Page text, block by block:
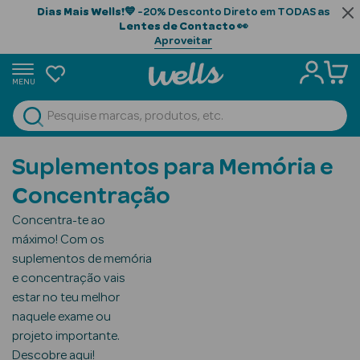
Dias Mais Wells!💙 -20% Desconto Direto em TODAS as
Lentes de Contacto👀
Aproveitar
MENU
Ver Tudo
Beauty Season
Cabelo
Profissional
Beauty Season
Cosmética
Beauty Season
Cosmética
Luxo
Suplementos para Memória e
Concentração
Concentra-te ao
máximo! Com os
suplementos de memória
e concentração vais
estar no teu melhor
naquele exame ou
projeto importante.
Descobre aqui!